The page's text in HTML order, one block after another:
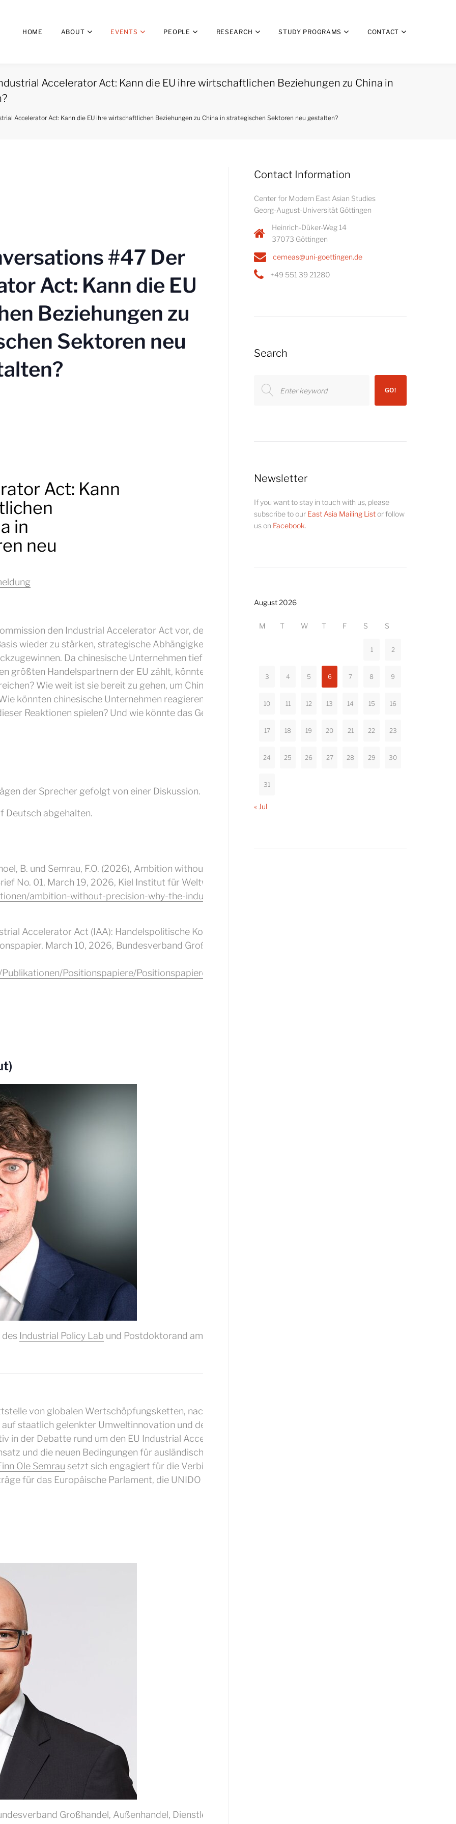
HOME ABOUT EVENTS PEOPLE RESEARCH STUDY PROGRAMS CONTACT
Accelerator Act: Kann die EU ihre wirtschaftlichen Beziehungen zu China in
Accelerator Act: Kann die EU ihre wirtschaftlichen Beziehungen zu China in strategischen Sektoren neu gestalten?
#47 Der
Act: Kann die EU
Beziehungen zu
Sektoren neu
Act: Kann
in
neu
den Industrial Accelerator Act vor, der als Versuch der Europäischen Union
wieder zu stärken, strategische Abhängigkeiten zu verringern und die Kontrolle
Da chinesische Unternehmen tief in europäische Lieferketten
größten Handelspartnern der EU zählt, könnten die Auswirkungen kaum größer sein.
Wie weit ist sie bereit zu gehen, um Chinas industrielle Dominanz
könnten chinesische Unternehmen reagieren, und welche Rolle könnte die
Reaktionen spielen? Und wie könnte das Gesetz die wirtschaftlichen Beziehungen
der Sprecher gefolgt von einer Diskussion.
Deutsch abgehalten.
B. und Semrau, F.O. (2026), Ambition without Precision: Why the Industrial
No. 01, March 19, 2026, Kiel Institut für Weltwirtschaft.
ambition-without-precision-why-the-industrial-accelerator-act-falls-short-
Accelerator Act (IAA): Handelspolitische Kohärenz sichern – Offenheit bewahren –
March 10, 2026, Bundesverband Großhandel, Außenhandel,
Positionspapiere/Positionspapiere_Europa/BGA_Position_IAA_Web.pdf
Industrial Policy Lab und Postdoktorand am Kiel Institut.
von globalen Wertschöpfungsketten, nachhaltiger Entwicklung und
staatlich gelenkter Umweltinnovation und dem Hochskalieren von grünen
in der Debatte rund um den EU Industrial Accelerator Act eingebunden und
und die neuen Bedingungen für ausländische Direktinvestitionen die europäische
Ole Semrau setzt sich engagiert für die Verbindung von Wissenschaft und Politik
für das Europäische Parlament, die UNIDO sowie das Bundesministerium für
Großhandel, Außenhandel, Dienstleistungen e. V. (BGA)
Contact Information
Center for Modern East Asian Studies
Georg-August-Universität Göttingen
Heinrich-Düker-Weg 14
37073 Göttingen
cemeas@uni-goettingen.de
+49 551 39 21280
Search
for:
GO!
Newsletter
If you want to stay in touch with us, please
subscribe to our East Asia Mailing Listor follow
us on Facebook.
August 2026
M T W T F S S
1 2
3 4 5 6 7 8 9
10 11 12 13 14 15 16
17 18 19 20 21 22 23
24 25 26 27 28 29 30
31
« Jul